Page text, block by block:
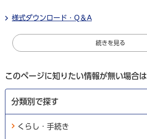
様式ダウンロード・Q＆A
続きを見る
このページに知りたい情報が無い場合は
分類別で探す
くらし・手続き